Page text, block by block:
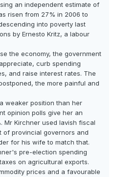
an independent estimate of
risen from 27% in 2006 to
into poverty last
by Ernesto Kritz, a labour
the economy, the government
curb spending
and raise interest rates. The
the more painful and
weaker position than her
opinion polls give her an
Mr Kirchner used lavish fiscal
of provincial governors and
for his wife to match that.
pre-election spending
on agricultural exports.
prices and a favourable